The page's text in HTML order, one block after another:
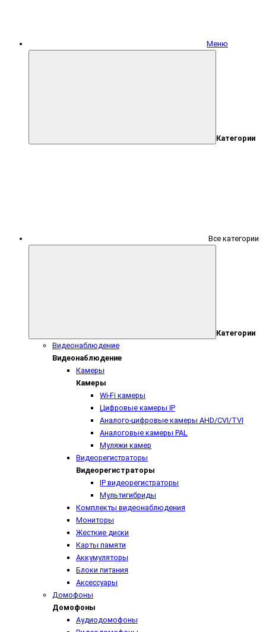
Меню
Категории
Все категории
Категории
Видеонаблюдение
Видеонаблюдение
Камеры
Камеры
Wi-Fi камеры
Цифровые камеры IP
Аналого-цифровые камеры AHD/CVI/TVI
Аналоговые камеры PAL
Муляжи камер
Видеорегистраторы
Видеорегистраторы
IP видеорегистраторы
Мультигибриды
Комплекты видеонаблюдения
Мониторы
Жесткие диски
Карты памяти
Аккумуляторы
Блоки питания
Аксессуары
Домофоны
Домофоны
Аудиодомофоны